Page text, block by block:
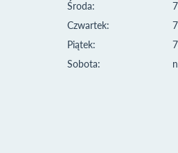
Środa:
Czwartek:
Piątek:
Sobota: